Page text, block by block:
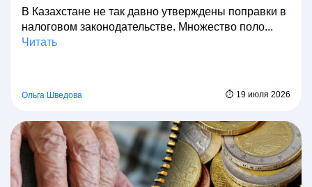
В Казахстане не так давно утверждены поправки в
налоговом законодательстве. Множество поло...
Читать
Ольга Шведова ⏱ 19 июля 2026